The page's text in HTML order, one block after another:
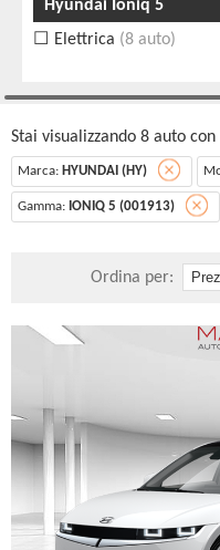
Hyundai Ioniq 5
Elettrica (8 auto)
Stai visualizzando 8 auto
Marca: HYUNDAI (HY)
Gamma: IONIQ 5 (001913)
Ordina per: